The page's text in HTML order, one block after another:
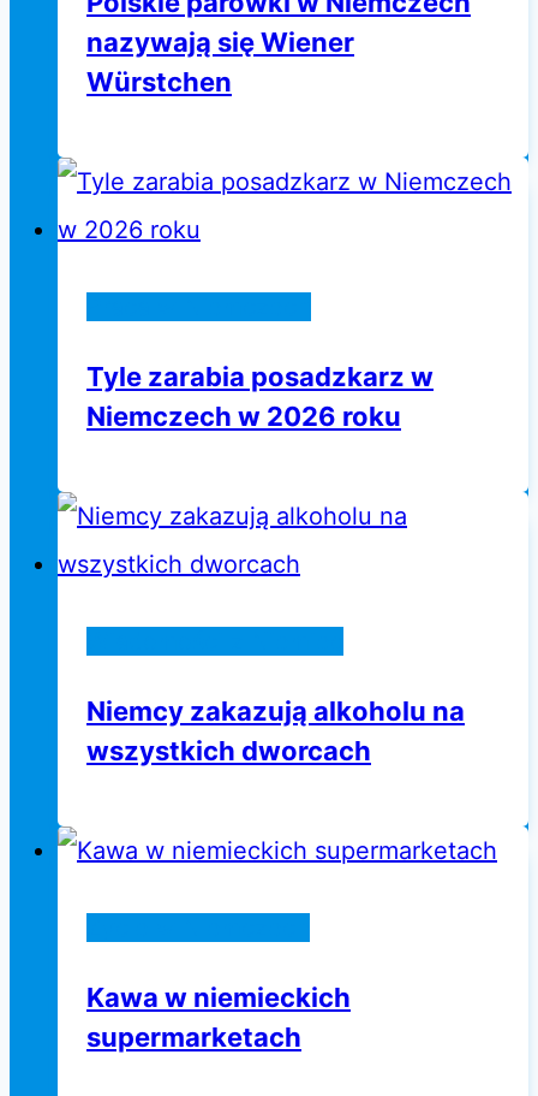
nazywają się Wiener
Würstchen
Tyle zarabia posadzkarz w
Niemczech w 2026 roku
Niemcy zakazują alkoholu na
wszystkich dworcach
Kawa w niemieckich
supermarketach